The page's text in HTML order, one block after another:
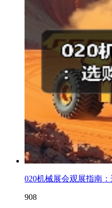
020机械展会观展指南
908